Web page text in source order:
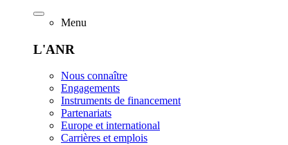
Menu
L'ANR
Nous connaître
Engagements
Instruments de financement
Partenariats
Europe et international
Carrières et emplois